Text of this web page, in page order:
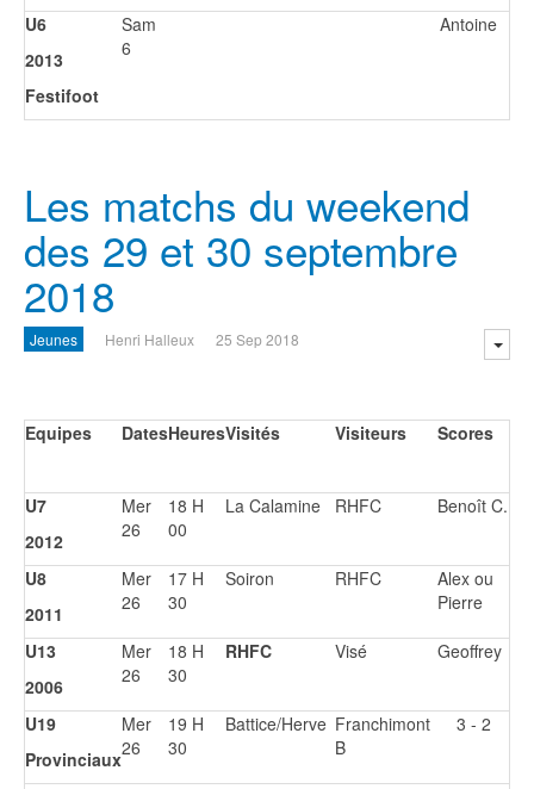
U6
2013
Festifoot
Sam
6
Antoine
Les matchs du weekend
des 29 et 30 septembre
2018
Jeunes Henri Halleux 25 Sep 2018
Equipes DatesHeuresVisités Visiteurs Scores
U7
2012
Mer
26
18 H
00
La Calamine RHFC Benoît C.
U8
2011
Mer
26
17 H
30
Soiron RHFC
Alex ou
Pierre
U13
2006
Mer
26
18 H
30
RHFC Visé Geoffrey
U19
Provinciaux
Mer
26
19 H
30
Battice/Herve Franchimont
B
3 - 2